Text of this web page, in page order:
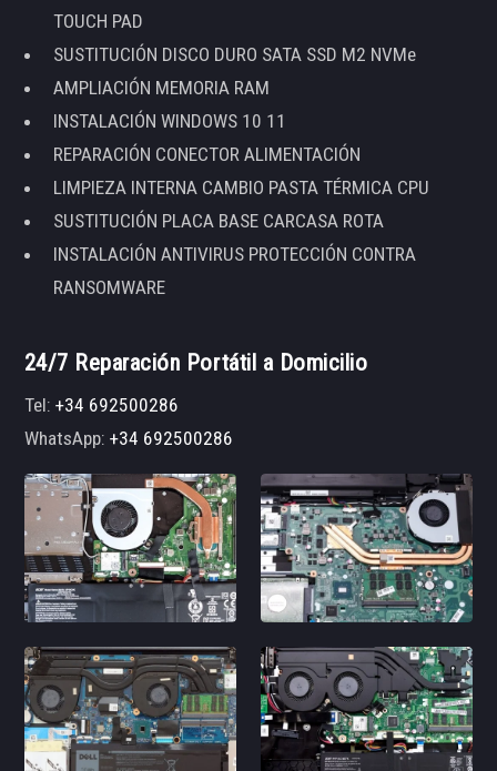
TOUCH PAD
SUSTITUCIÓN DISCO DURO SATA SSD M2 NVMe
AMPLIACIÓN MEMORIA RAM
INSTALACIÓN WINDOWS 10 11
REPARACIÓN CONECTOR ALIMENTACIÓN
LIMPIEZA INTERNA CAMBIO PASTA TÉRMICA CPU
SUSTITUCIÓN PLACA BASE CARCASA ROTA
INSTALACIÓN ANTIVIRUS PROTECCIÓN CONTRA
RANSOMWARE
24/7 Reparación Portátil a Domicilio
Tel:+34 692500286
WhatsApp:+34 692500286